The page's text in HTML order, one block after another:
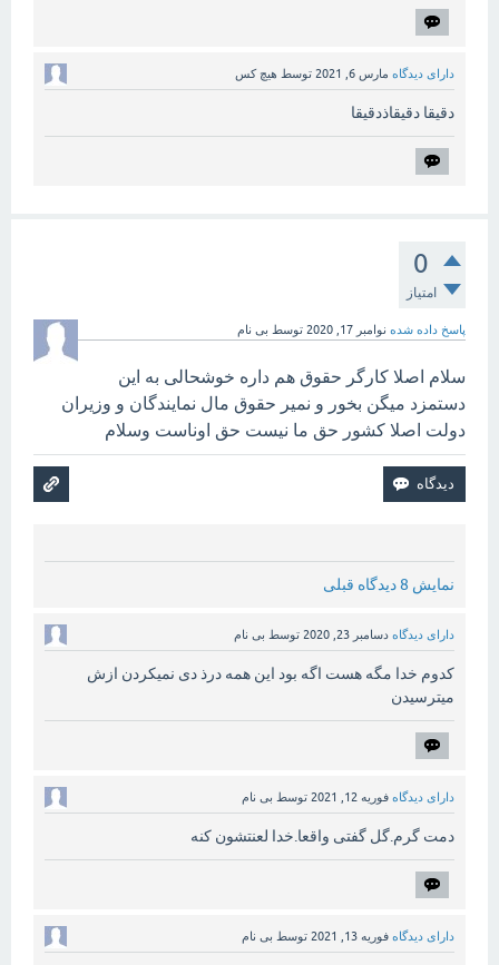
دارای دیدگاه مارس 6, 2021 توسط هیچ کس
دقیقا دقیقاذدقیقا
0
امتیاز
پاسخ داده شده نوامبر 17, 2020 توسط بی نام
سلام اصلا کارگر حقوق هم داره خوشحالی به این
دستمزد میگن بخور و نمیر حقوق مال نمایندگان و وزیران
دولت اصلا کشور حق ما نیست حق اوناست وسلام
نمایش 8 دیدگاه قبلی
دارای دیدگاه دسامبر 23, 2020 توسط بی نام
کدوم خدا مگه هست اگه بود این همه درذ دی نمیکردن ازش
میترسیدن
دارای دیدگاه فوریه 12, 2021 توسط بی نام
دمت گرم.گل گفتی واقعا.خدا لعنتشون کنه
دارای دیدگاه فوریه 13, 2021 توسط بی نام